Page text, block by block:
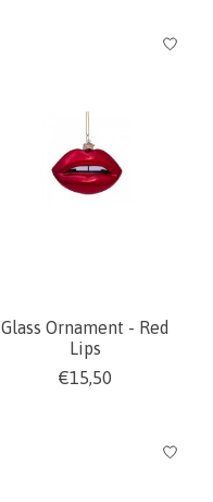
Glass Ornament - Red
Lips
€15,50